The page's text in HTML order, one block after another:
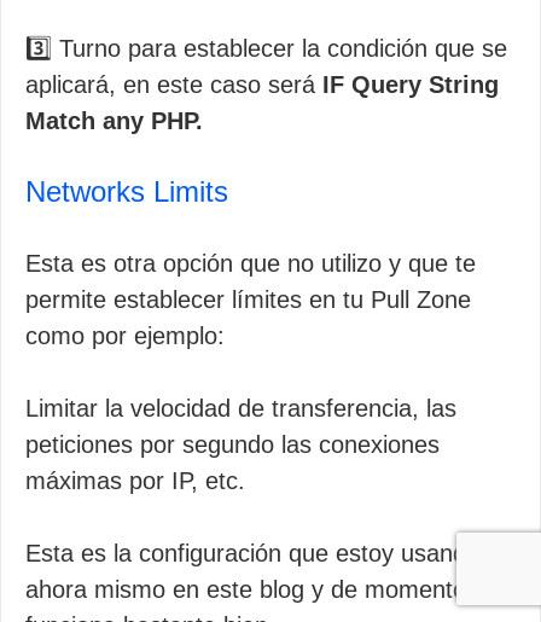
3️⃣ Turno para establecer la condición que se
aplicará, en este caso será IF Query String
Match any PHP.
Networks Limits
Esta es otra opción que no utilizo y que te
permite establecer límites en tu Pull Zone
como por ejemplo:
Limitar la velocidad de transferencia, las
peticiones por segundo las conexiones
máximas por IP, etc.
Esta es la configuración que estoy usando
ahora mismo en este blog y de momento me